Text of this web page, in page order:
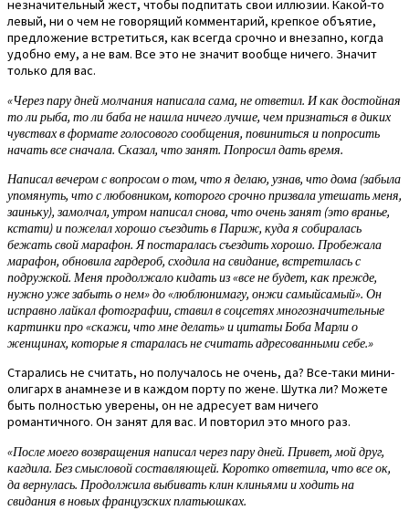
незначительный жест, чтобы подпитать свои иллюзии. Какой-то
левый, ни о чем не говорящий комментарий, крепкое объятие,
предложение встретиться, как всегда срочно и внезапно, когда
удобно ему, а не вам. Все это не значит вообще ничего. Значит
только для вас.
«Через пару дней молчания написала сама, не ответил. И как достойная
то ли рыба, то ли баба не нашла ничего лучше, чем признаться в диких
чувствах в формате голосового сообщения, повиниться и попросить
начать все сначала. Сказал, что занят. Попросил дать время.
Написал вечером с вопросом о том, что я делаю, узнав, что дома (забыла
упомянуть, что с любовником, которого срочно призвала утешать меня,
заиньку), замолчал, утром написал снова, что очень занят (это вранье,
кстати) и пожелал хорошо съездить в Париж, куда я собиралась
бежать свой марафон. Я постаралась съездить хорошо. Пробежала
марафон, обновила гардероб, сходила на свидание, встретилась с
подружкой. Меня продолжало кидать из «все не будет, как прежде,
нужно уже забыть о нем» до «люблюнимагу, онжи самыйсамый». Он
исправно лайкал фотографии, ставил в соцсетях многозначительные
картинки про «скажи, что мне делать» и цитаты Боба Марли о
женщинах, которые я старалась не считать адресованными себе.»
Старались не считать, но получалось не очень, да? Все-таки мини-
олигарх в анамнезе и в каждом порту по жене. Шутка ли? Можете
быть полностью уверены, он не адресует вам ничего
романтичного. Он занят для вас. И повторил это много раз.
«После моего возвращения написал через пару дней. Привет, мой друг,
кагдила. Без смысловой составляющей. Коротко ответила, что все ок,
да вернулась. Продолжила выбивать клин клиньями и ходить на
свидания в новых французских платьюшках.